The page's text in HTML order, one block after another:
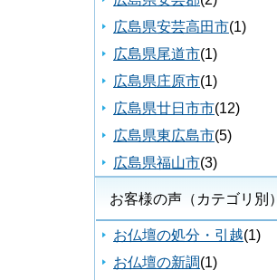
広島県安芸高田市(1)
広島県尾道市(1)
広島県庄原市(1)
広島県廿日市市(12)
広島県東広島市(5)
広島県福山市(3)
お客様の声（カテゴリ別）
お仏壇の処分・引越(1)
お仏壇の新調(1)